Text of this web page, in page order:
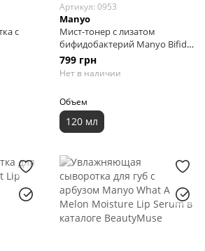
с
Артикул: 0953
Manyo
Мист-тонер с лизатом
бифидобактерий Manyo Bifida
Ampoule Mist, 120 мл
799 грн
Нет в наличии
Объем
120 мл